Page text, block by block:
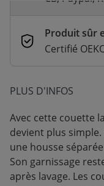
Produit sûr
Certifié
PLUS D'INFOS
Avec cette couette
devient plus simple.
une housse
Son garnissage
après lavage. Les